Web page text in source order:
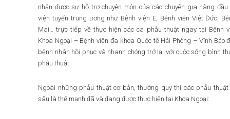
nhận được sự hỗ trợ chuyên môn của các chuyên gia hàng
viện tuyến trung ương như Bệnh viện E, Bệnh viện Việt Đức,
Mai… trực tiếp về thực hiện các ca phẫu thuật ngay tại Bệnh
Khoa Ngoại – Bệnh viện đa khoa Quốc tế Hải Phòng – Vĩnh Bảo
bệnh nhân hồi phục và nhanh chóng trở lại với cuộc sống bình
phẫu thuật.
Ngoài những phẫu thuật cơ bản, thường quy thì các phẫu thuật
sâu là thế mạnh đã và đang được thực hiện tại Khoa Ngoại: